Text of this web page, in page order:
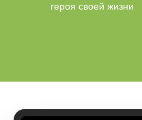
героя своей жизни